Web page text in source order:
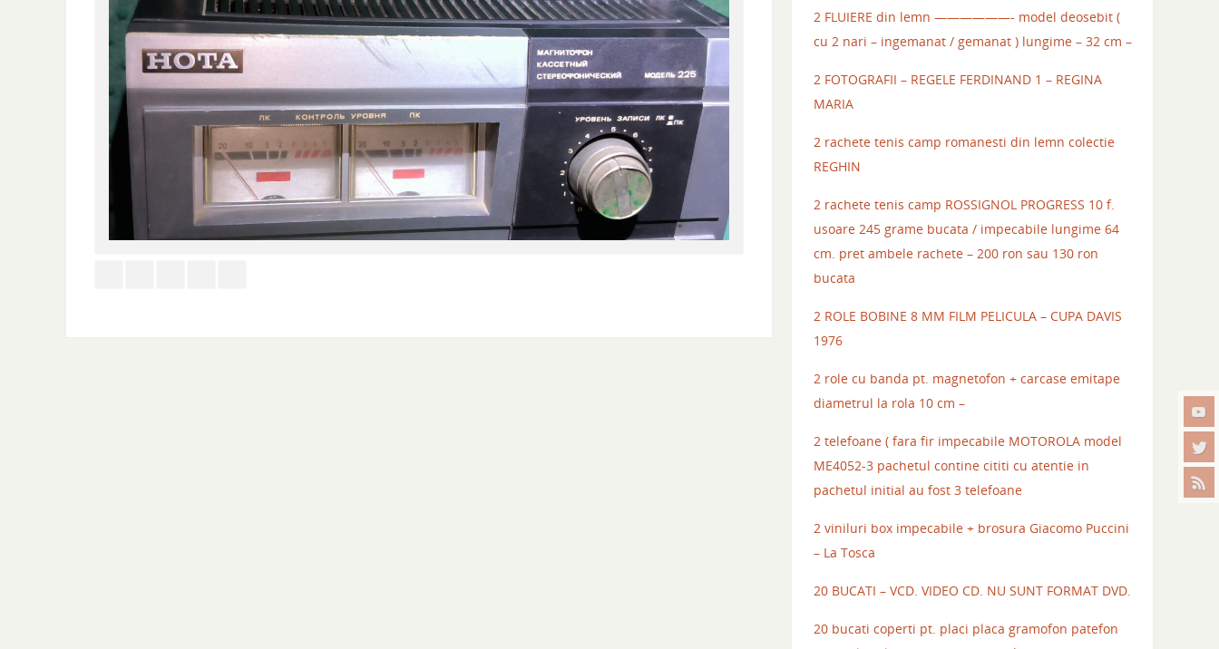
2 FLUIERE din lemn ——————- model deosebit (
cu 2 nari – ingemanat / gemanat ) lungime – 32 cm –
2 FOTOGRAFII – REGELE FERDINAND 1 – REGINA
MARIA
2 rachete tenis camp romanesti din lemn colectie
REGHIN
2 rachete tenis camp ROSSIGNOL PROGRESS 10 f.
usoare 245 grame bucata / impecabile lungime 64
cm. pret ambele rachete – 200 ron sau 130 ron
bucata
2 ROLE BOBINE 8 MM FILM PELICULA – CUPA DAVIS
1976
2 role cu banda pt. magnetofon + carcase emitape
diametrul la rola 10 cm –
2 telefoane ( fara fir impecabile MOTOROLA model
ME4052-3 pachetul contine cititi cu atentie in
pachetul initial au fost 3 telefoane
2 viniluri box impecabile + brosura Giacomo Puccini
– La Tosca
20 BUCATI – VCD. VIDEO CD. NU SUNT FORMAT DVD.
20 bucati coperti pt. placi placa gramofon patefon